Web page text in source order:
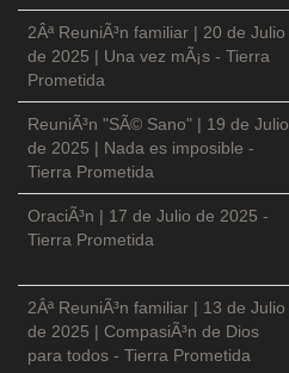
2Âª ReuniÃ³n familiar | 20 de Julio
de 2025 | Una vez mÃ¡s - Tierra
Prometida
ReuniÃ³n "SÃ© Sano" | 19 de Julio
de 2025 | Nada es imposible -
Tierra Prometida
OraciÃ³n | 17 de Julio de 2025 -
Tierra Prometida
2Âª ReuniÃ³n familiar | 13 de Julio
de 2025 | CompasiÃ³n de Dios
para todos - Tierra Prometida